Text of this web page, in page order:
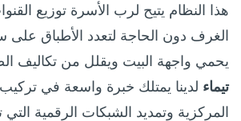
هذا النظام يتيح لرب الأسرة توزيع
الغرف دون الحاجة لتعدد الأطباق على
يحمي واجهة البيت ويقلل من تكاليف
تيماء لدينا يمتلك خبرة واسعة في
المركزية وتمديد الشبكات الرقمية التي